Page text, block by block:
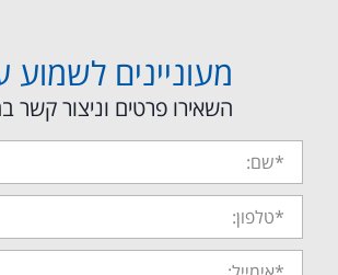
מעוניינים לשמוע
השאירו פרטים וניצור קשר